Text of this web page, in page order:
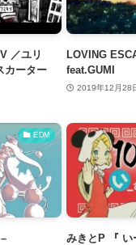
／ユリ
カーター
LOVING
feat.GUMI
2019年12月28
EDM
みきとP 『 い